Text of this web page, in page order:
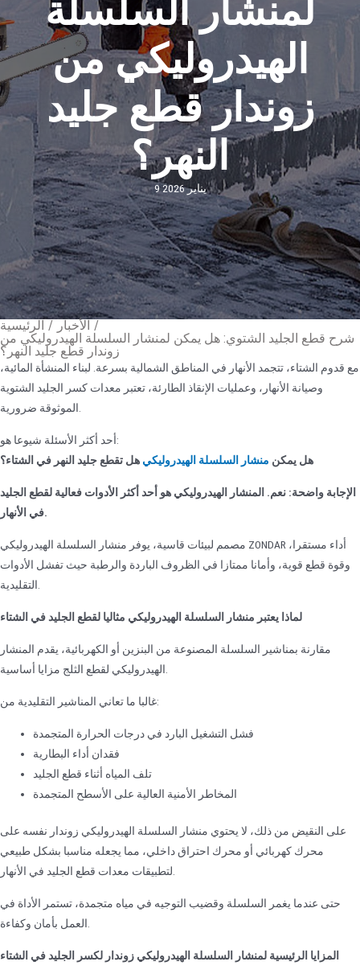
الهيدروليكي من
زوندار قطع جليد
النهر؟
9 يناير 2026
الرئيسية / الأخبار /
شرح قطع الجليد الشتوي: هل يمكن لمنشار السلسلة الهيدروليكي من
زوندار قطع جليد النهر؟
مع قدوم الشتاء، تتجمد الأنهار في المناطق الشمالية بسرعة. لبناء المنشأة المائية،
وصيانة الأنهار، وعمليات الإنقاذ الطارئة، تعتبر معدات كسر الجليد الشتوية
الموثوقة ضرورية.
أحد أكثر الأسئلة شيوعا هو:
هل يمكن منشار السلسلة الهيدروليكي هل تقطع جليد النهر في الشتاء؟
الإجابة واضحة: نعم. المنشار الهيدروليكي هو أحد أكثر الأدوات فعالية لقطع الجليد
في الأنهار.
مصمم لبيئات قاسية، يوفر منشار السلسلة الهيدروليكي ZONDAR أداء مستقرا،
وقوة قطع قوية، وأمانا ممتازا في الظروف الباردة والرطبة حيث تفشل الأدوات
التقليدية.
لماذا يعتبر منشار السلسلة الهيدروليكي مثاليا لقطع الجليد في الشتاء
مقارنة بمناشير السلسلة المصنوعة من البنزين أو الكهربائية، يقدم المنشار
الهيدروليكي لقطع الثلج مزايا أساسية.
غالبا ما تعاني المناشير التقليدية من:
فشل التشغيل البارد في درجات الحرارة المتجمدة
فقدان أداء البطارية
تلف المياه أثناء قطع الجليد
المخاطر الأمنية العالية على الأسطح المتجمدة
على النقيض من ذلك، لا يحتوي منشار السلسلة الهيدروليكي زوندار نفسه على
محرك كهربائي أو محرك احتراق داخلي، مما يجعله مناسبا بشكل طبيعي
حتى عندما يغمر السلسلة وقضيب التوجيه في مياه متجمدة، تستمر الأداة في
المزايا الرئيسية لمنشار السلسلة الهيدروليكي زوندار لكسر الجليد في الشتاء